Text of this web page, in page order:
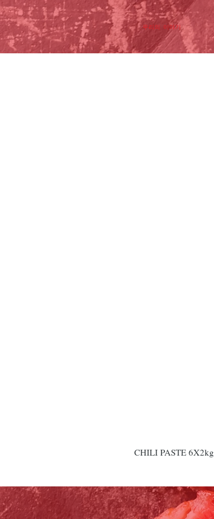
우리의 이야기
CHILI PASTE 6X2kg